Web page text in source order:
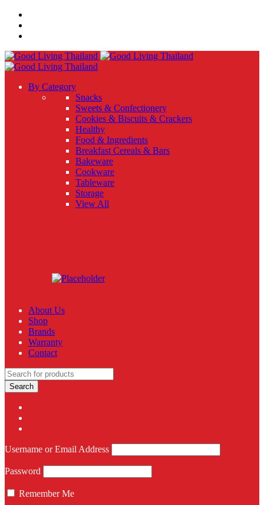
By Category
Snacks
Sweets & Confectionery
Cookies & Biscuits & Crackers
Healthy
Food & Ingredients
Breakfast Cereals & Bars
Bakeware
Cookware
Tableware
Storage
View All
About Us
Shop
Brands
Warranty
Contact
Username or Email Address
Password
Remember Me